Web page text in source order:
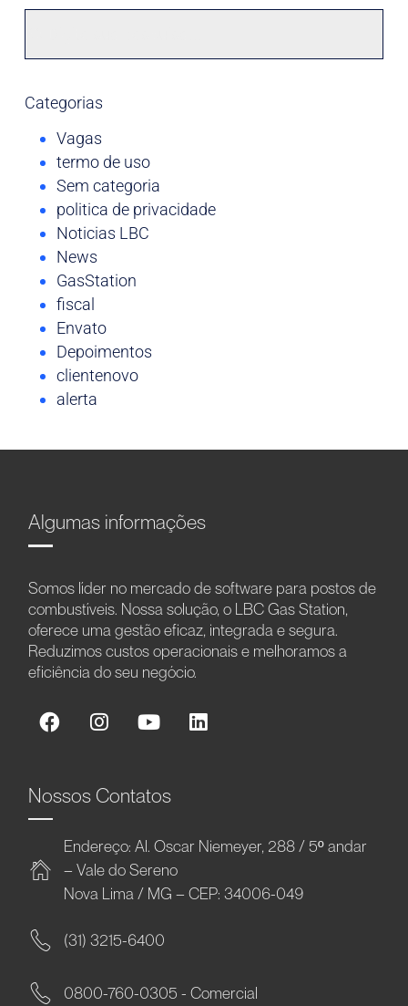
Categorias
Vagas
termo de uso
Sem categoria
politica de privacidade
Noticias LBC
News
GasStation
fiscal
Envato
Depoimentos
clientenovo
alerta
Algumas informações
Somos líder no mercado de software para postos de
combustíveis. Nossa solução, o LBC Gas Station,
oferece uma gestão eficaz, integrada e segura.
Reduzimos custos operacionais e melhoramos a
eficiência do seu negócio.
Nossos Contatos
Endereço: Al. Oscar Niemeyer, 288 / 5º andar
– Vale do Sereno
Nova Lima / MG – CEP: 34006-049
(31) 3215-6400
0800-760-0305 - Comercial